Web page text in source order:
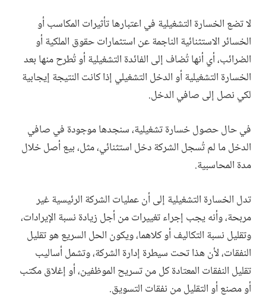
لا تضع الخسارة التشغيلية في اعتبارها تأثيرات المكاسب أو
الخسائر الاستثنائية الناجمة عن استثمارات حقوق الملكية أو
الضرائب، أي أنها تُضاف إلى الفائدة التشغيلية أو تُطرح منها بعد
الخسارة التشغيلية أو الدخل التشغيلي إذا كانت النتيجة إيجابية
لكي نصل إلى صافي الدخل.
في حال حصول خسارة تشغيلية، سنجدها موجودة في صافي
الدخل ما لم تُسجل الشركة دخل استثنائي، مثل، بيع أصل خلال
مدة المحاسبية.
تدل الخسارة التشغيلية إلى أن عمليات الشركة الرئيسية غير
مربحة، وأنه يجب إجراء تغييرات من أجل زيادة نسبة الإيرادات،
وتقليل نسبة التكاليف أو كلاهما، ويكون الحل السريع هو تقليل
النفقات، لأن هذا تحت سيطرة إدارة الشركة، وتشمل أساليب
تقليل النفقات المعتادة كل من تسريح الموظفين، أو إغلاق مكتب
أو مصنع أو التقليل من نفقات التسويق.